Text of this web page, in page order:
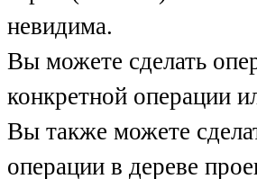
невидима.
Вы можете сделать
конкретной операции
Вы также можете
операции в дереве